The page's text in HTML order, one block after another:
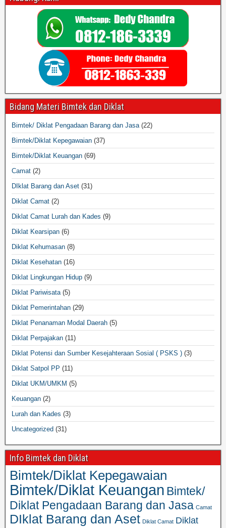
Bidang Materi Bimtek dan Diklat
Bimtek/ Diklat Pengadaan Barang dan Jasa(22)
Bimtek/Diklat Kepegawaian (37)
Bimtek/Diklat Keuangan (69)
Camat (2)
DIklat Barang dan Aset (31)
Diklat Camat (2)
Diklat Camat Lurah dan Kades (9)
Diklat Kearsipan (6)
Diklat Kehumasan (8)
Diklat Kesehatan (16)
Diklat Lingkungan Hidup (9)
Diklat Pariwisata(5)
Diklat Pemerintahan (29)
Diklat Penanaman Modal Daerah (5)
Diklat Perpajakan (11)
Diklat Potensi dan Sumber Kesejahteraan Sosial ( PSKS ) (3)
Diklat Satpol PP (11)
Diklat UKM/UMKM (5)
Keuangan (2)
Lurah dan Kades (3)
Uncategorized (31)
Info Bimtek dan Diklat
Bimtek/Diklat Kepegawaian
Bimtek/Diklat Keuangan Bimtek/
Diklat Pengadaan Barang dan Jasa Camat
DIklat Barang dan Aset Diklat Camat Diklat